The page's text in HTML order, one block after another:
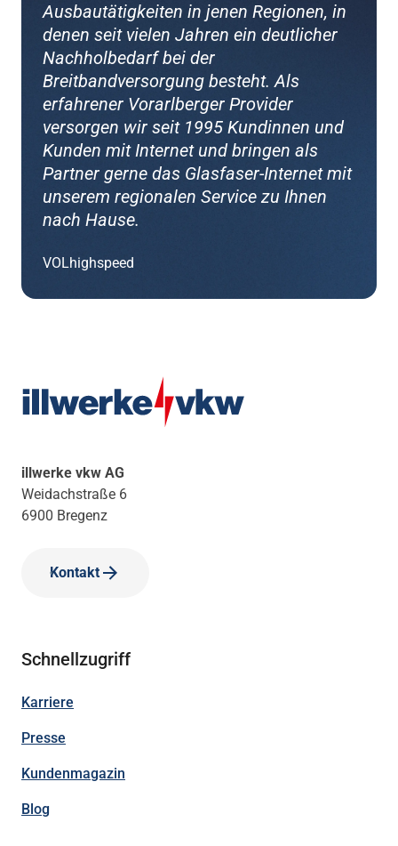
Ausbautätigkeiten in jenen Regionen, in
denen seit vielen Jahren ein deutlicher
Nachholbedarf bei der
Breitbandversorgung besteht. Als
erfahrener Vorarlberger Provider
versorgen wir seit 1995 Kundinnen und
Kunden mit Internet und bringen als
Partner gerne das Glasfaser-Internet mit
unserem regionalen Service zu Ihnen
nach Hause.
VOLhighspeed
illwerke vkw AG
Weidachstraße 6
6900 Bregenz
Kontakt
Schnellzugriff
Karriere
Presse
Kundenmagazin
Blog